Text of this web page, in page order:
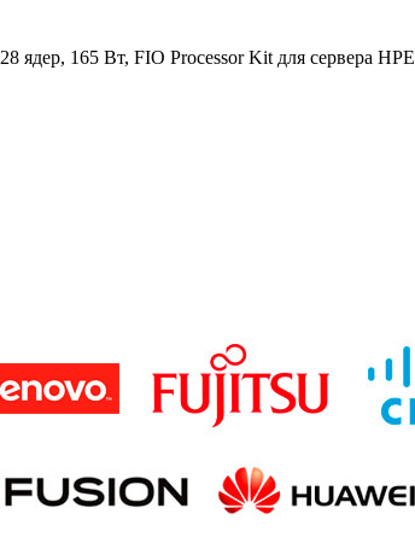
ядер, 165 Вт, FIO Processor Kit для сервера